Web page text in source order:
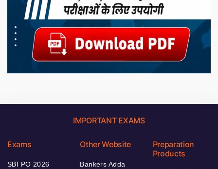
IMPORTANT EXAMS
Exams
SBI PO 2026
Other Website
Bankers Adda
Preparation
Products